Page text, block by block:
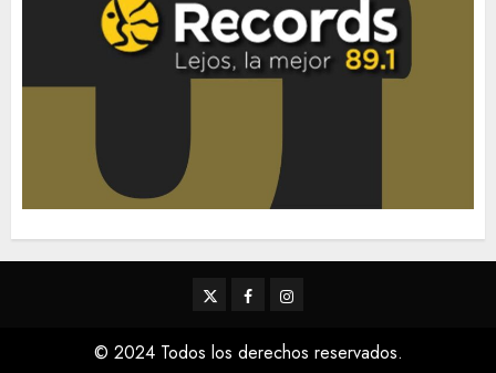
TwitterFacebookInstagram
© 2024 Todos los derechos reservados.